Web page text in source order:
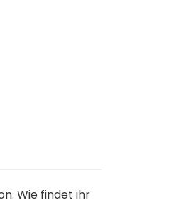
Wie findet ihr